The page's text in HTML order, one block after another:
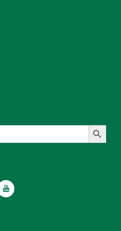
Search Button